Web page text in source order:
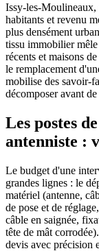
Issy-les-Moulineaux,
habitants et revenu
plus densément
tissu immobilier
récents et maisons
le remplacement
mobilise des savoir-
décomposer avant
Les postes
antenniste :
Le budget d'une
grandes lignes : le
matériel (antenne,
de pose et de
câble en saignée,
tête de mât
devis avec précision